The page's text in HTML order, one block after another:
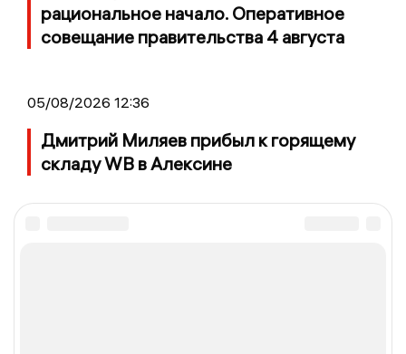
рациональное начало. Оперативное
совещание правительства 4 августа
05/08/2026 12:36
Дмитрий Миляев прибыл к горящему
складу WB в Алексине